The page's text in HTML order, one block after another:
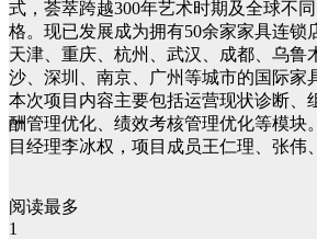
式，荟萃跨越300年艺术时期及全球不
格。现已发展成为拥有50余家家具连锁
天津、重庆、杭州、武汉、成都、乌鲁
沙、深圳、南京、广州等城市的国际家
本次项目内容主要包括运营现状诊断、
酬管理优化、绩效考核管理优化等模块
目经理李冰权，项目成员王仁理、张伟
阅读最多
1